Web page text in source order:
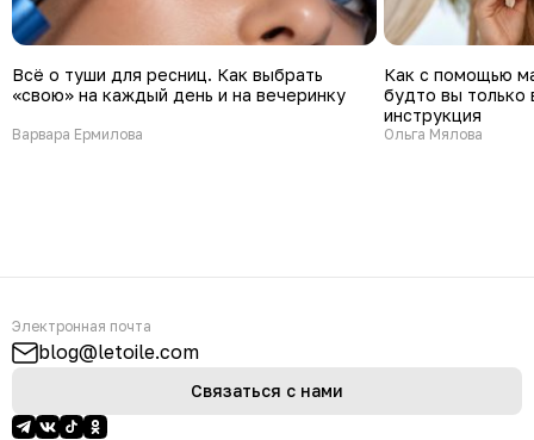
Всё о туши для ресниц. Как выбрать
«свою» на каждый день и на вечеринку
Варвара Ермилова
Как с помощью
будто вы только
инструкция
Ольга Мялова
Электронная почта
blog@letoile.com
Связаться с нами